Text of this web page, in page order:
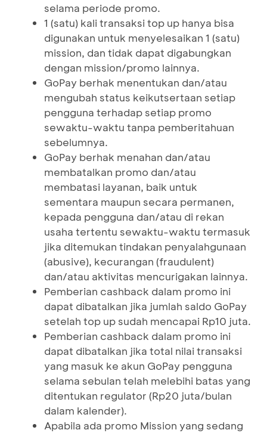
selama periode promo.
1 (satu) kali transaksi top up hanya bisa
digunakan untuk menyelesaikan 1 (satu)
mission, dan tidak dapat digabungkan
dengan mission/promo lainnya.
GoPay berhak menentukan dan/atau
mengubah status keikutsertaan setiap
pengguna terhadap setiap promo
sewaktu-waktu tanpa pemberitahuan
sebelumnya.
GoPay berhak menahan dan/atau
membatalkan promo dan/atau
membatasi layanan, baik untuk
sementara maupun secara permanen,
kepada pengguna dan/atau di rekan
usaha tertentu sewaktu-waktu termasuk
jika ditemukan tindakan penyalahgunaan
(abusive), kecurangan (fraudulent)
dan/atau aktivitas mencurigakan lainnya.
Pemberian cashback dalam promo ini
dapat dibatalkan jika jumlah saldo GoPay
setelah top up sudah mencapai Rp10 juta.
Pemberian cashback dalam promo ini
dapat dibatalkan jika total nilai transaksi
yang masuk ke akun GoPay pengguna
selama sebulan telah melebihi batas yang
ditentukan regulator (Rp20 juta/bulan
dalam kalender).
Apabila ada promo Mission yang sedang